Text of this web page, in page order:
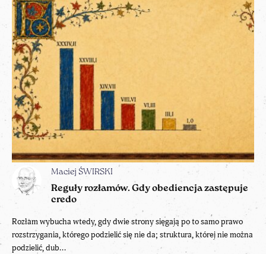
Maciej ŚWIRSKI
Reguły rozłamów. Gdy obediencja zastępuje
credo
Rozłam wybucha wtedy, gdy dwie strony sięgają po to samo prawo
rozstrzygania, którego podzielić się nie da; struktura, której nie można
podzielić, dub...